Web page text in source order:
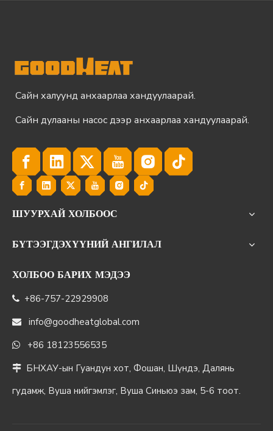
Сайн халуунд анхаарлаа хандуулаарай.
Сайн дулааны насос дээр анхаарлаа хандуулаарай.
ШУУРХАЙ ХОЛБООС
БҮТЭЭГДЭХҮҮНИЙ АНГИЛАЛ
ХОЛБОО БАРИХ МЭДЭЭ
 +86-757-22929908
 info@goodheatglobal.com
 +86 18123556535
 БНХАУ-ын Гуандун хот, Фошан, Шүндэ, Далянь
гудамж, Вуша нийгэмлэг, Вуша Синьюэ зам, 5-6 тоот.